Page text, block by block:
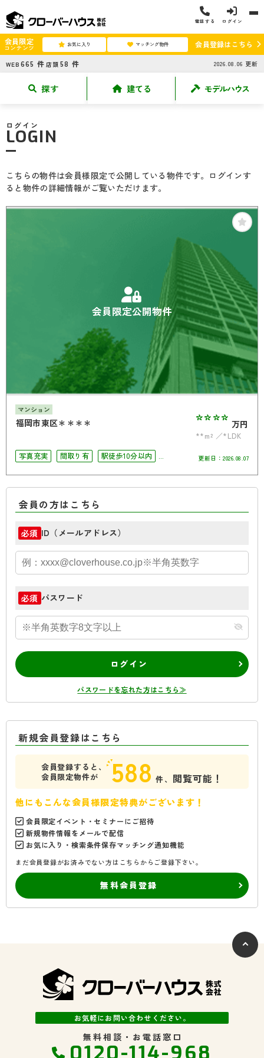
電話する ログイン
会員限定
コンテンツ お気に入り マッチング物件 会員登録はこちら
WEB 665 件 店頭 58 件 2026.08.06 更新
探す 建てる モデルハウス
ログイン
LOGIN
こちらの物件は会員様限定で公開している物件です。ログインす
ると物件の詳細情報がご覧いただけます。
会員限定公開物件
マンション
福岡市東区＊＊＊＊ **** 万円
**m²
*LDK
写真充実
間取り有
駅徒歩10分以内
更新日： 2026.08.07
会員の方はこちら
必須 ID（メールアドレス）
必須 パスワード
ログイン
パスワードを忘れた方はこちら≫
新規会員登録はこちら
会員登録すると、
会員限定物件が
588 件、 閲覧可能！
他にもこんな会員様限定特典がございます！
会員限定イベント・セミナーにご招待
新規物件情報をメールで配信
お気に入り・検索条件保存マッチング通知機能
まだ会員登録がお済みでない方はこちらからご登録下さい。
無料会員登録
お気軽にお問い合わせください。
無料相談・お電話窓口